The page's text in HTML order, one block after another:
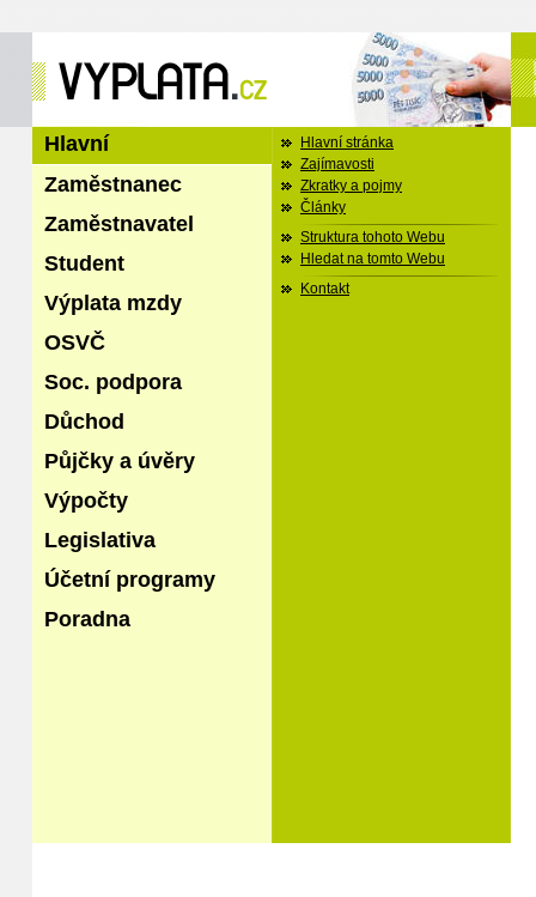
Hlavní
Zaměstnanec
Zaměstnavatel
Student
Výplata mzdy
OSVČ
Soc. podpora
Důchod
Půjčky a úvěry
Výpočty
Legislativa
Účetní programy
Poradna
Hlavní stránka
Zajímavosti
Zkratky a pojmy
Články
Struktura tohoto Webu
Hledat na tomto Webu
Kontakt